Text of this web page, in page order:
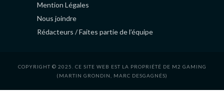
Mention Légales
Nous joindre
Rédacteurs / Faites partie de l’équipe
COPYRIGHT © 2025. CE SITE WEB EST LA PROPRIÉTÉ DE M2 GAMING
(MARTIN GRONDIN, MARC DESGAGNÉS)